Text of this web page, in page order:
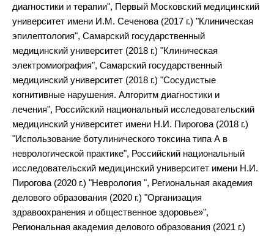
диагностики и терапии", Первый Московский медицинский
университет имени И.М. Сеченова (2017 г.) "Клиническая
эпилептология", Самарский государственный
медицинский университет (2018 г.) "Клиническая
электромиография", Самарский государственный
медицинский университет (2018 г.) "Сосудистые
когнитивные нарушения. Алгоритм диагностики и
лечения", Российский национальный исследовательский
медицинский университет имени Н.И. Пирогова (2018 г.)
"Использование ботулинического токсина типа А в
неврологической практике", Российский национальный
исследовательский медицинский университет имени Н.И.
Пирогова (2020 г.) "Неврология ", Региональная академия
делового образования (2020 г.) "Организация
здравоохранения и общественное здоровье»",
Региональная академия делового образования (2021 г.)